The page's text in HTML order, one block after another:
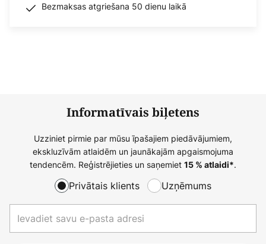
Bezmaksas atgriešana 50 dienu laikā
Informatīvais biļetens
Uzziniet pirmie par mūsu īpašajiem piedāvājumiem,
ekskluzīvām atlaidēm un jaunākajām apgaismojuma
tendencēm. Reģistrējieties un saņemiet 15 % atlaidi*.
Privātais klients Uzņēmums